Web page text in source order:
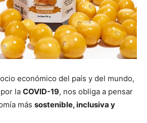
económico del país y del mundo,
la COVID-19, nos obliga a pensar
más sostenible, inclusiva y